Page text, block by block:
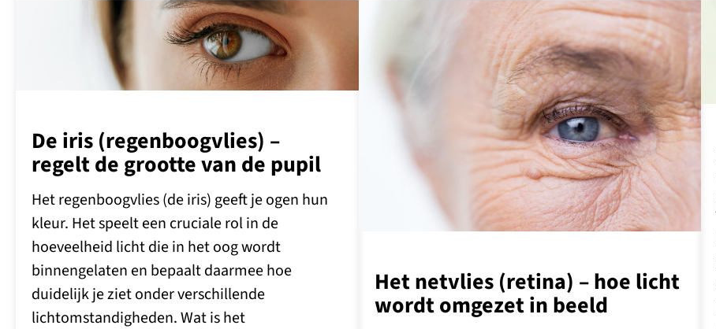
De iris (regenboogvlies) –
regelt de grootte van de pupil
Het regenboogvlies (de iris) geeft je ogen hun
kleur. Het speelt een cruciale rol in de
hoeveelheid licht die in het oog wordt
binnengelaten en bepaalt daarmee hoe
duidelijk je ziet onder verschillende
lichtomstandigheden. Wat is het
Het netvlies (retina) – hoe licht
wordt omgezet in beeld